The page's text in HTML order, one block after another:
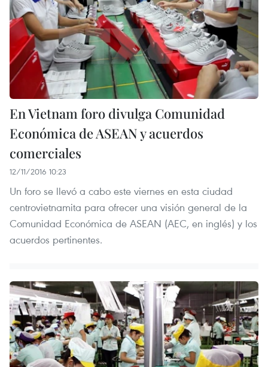
En Vietnam foro divulga Comunidad
Económica de ASEAN y acuerdos
comerciales
12/11/2016 10:23
Un foro se llevó a cabo este viernes en esta ciudad
centrovietnamita para ofrecer una visión general de la
Comunidad Económica de ASEAN (AEC, en inglés) y los
acuerdos pertinentes.